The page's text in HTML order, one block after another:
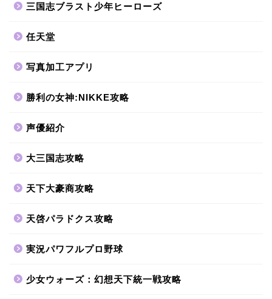
三国志ブラスト少年ヒーローズ
任天堂
写真加工アプリ
勝利の女神:NIKKE攻略
声優紹介
大三国志攻略
天下大豪商攻略
天啓パラドクス攻略
実況パワフルプロ野球
少女ウォーズ：幻想天下統一戦攻略